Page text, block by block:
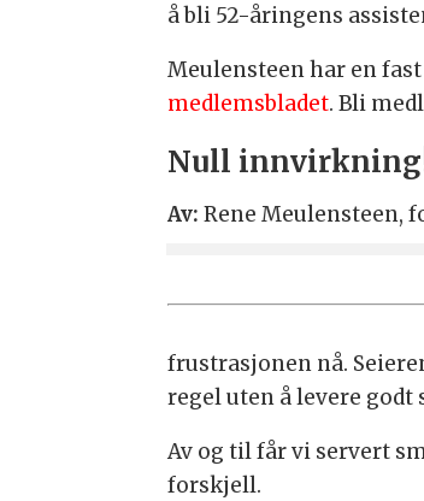
å bli 52-åringens
Meulensteen har en
medlemsbladet. Bli
Null
Av:Rene Meulensteen,
frustrasjonen nå.
regel uten å levere
Av og til får vi servert
forskjell.